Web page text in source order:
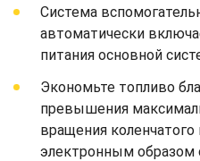
Система
автоматически
питания основной
Экономьте топливо
превышения
вращения коленчатого
электронным образом